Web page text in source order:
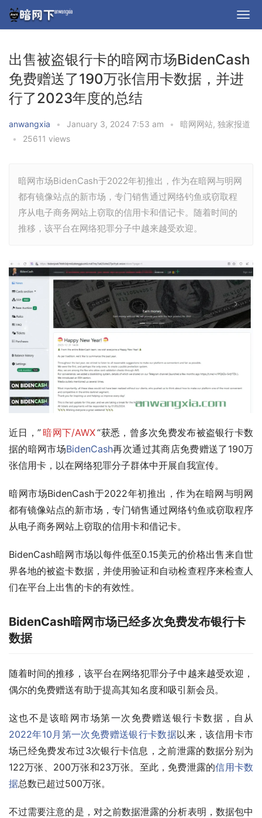
出售被盗银行卡的暗网市场BidenCash
免费赠送了190万张信用卡数据，并进
行了2023年度的总结
anwangxia • January 3, 2024 7:53 am • 暗网网站, 独家报道
•
25611 views
暗网市场BidenCash于2022年初推出，作为在暗网与明网
都有镜像站点的新市场，专门销售通过网络钓鱼或窃取程
序从电子商务网站上窃取的信用卡和借记卡。随着时间的
推移，该平台在网络犯罪分子中越来越受欢迎。
近日，”暗网下/AWX“获悉，曾多次免费发布被盗银行卡数
据的暗网市场BidenCash再次通过其商店免费赠送了190万
张信用卡，以在网络犯罪分子群体中开展自我宣传。
暗网市场BidenCash于2022年初推出，作为在暗网与明网
都有镜像站点的新市场，专门销售通过网络钓鱼或窃取程序
从电子商务网站上窃取的信用卡和借记卡。
BidenCash暗网市场以每件低至0.15美元的价格出售来自世
界各地的被盗卡数据，并使用验证和自动检查程序来检查人
们在平台上出售的卡的有效性。
BidenCash暗网市场已经多次免费发布银行卡
数据
随着时间的推移，该平台在网络犯罪分子中越来越受欢迎，
偶尔的免费赠送有助于提高其知名度和吸引新会员。
这也不是该暗网市场第一次免费赠送银行卡数据，自从
2022年10月第一次免费赠送银行卡数据以来，该信用卡市
场已经免费发布过3次银行卡信息，之前泄露的数据分别为
122万张、200万张和23万张。至此，免费泄露的信用卡数
据总数已超过500万张。
不过需要注意的是，对之前数据泄露的分析表明，数据包中